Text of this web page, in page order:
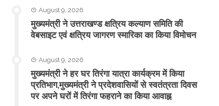
August 9, 2026
मुख्यमंत्री ने उत्तराखण्ड क्षत्रिय कल्याण समिति की
वेबसाइट एवं क्षत्रिय जागरण स्मारिका का किया विमोचन
August 9, 2026
मुख्यमंत्री ने हर घर तिरंगा यात्रा कार्यक्रम में किया
प्रतिभाग,मुख्यमंत्री ने प्रदेशवासियों से स्वतंत्रता दिवस
पर अपने घरों में तिरंगा फहराने का किया आवाह्न